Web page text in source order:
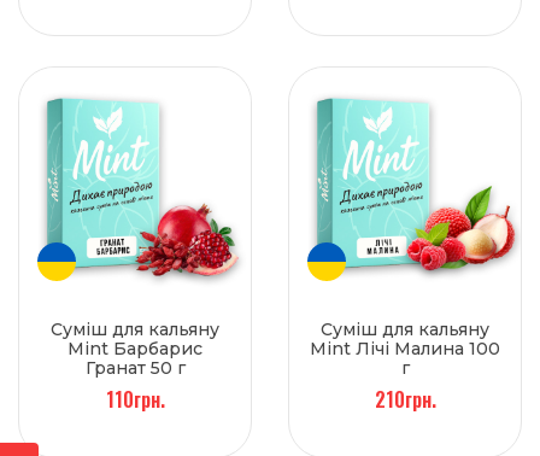
Суміш для кальяну
Mint Барбарис
Гранат 50 г
110грн.
Суміш для кальяну
Mint Лічі Малина 100
г
210грн.